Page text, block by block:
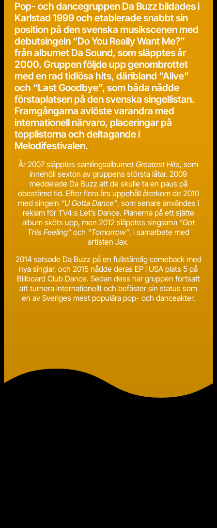
Pop- och dancegruppen Da Buzz bildades i
Karlstad 1999 och etablerade snabbt sin
position på den svenska musikscenen med
debutsingeln “Do You Really Want Me?”
från albumet Da Sound, som släpptes år
2000. Gruppen följde upp genombrottet
med en rad tidlösa hits, däribland “Alive”
och “Last Goodbye”, som båda nådde
förstaplatsen på den svenska singellistan.
Framgångarna avlöste varandra med
internationell närvaro, placeringar på
topplistorna och deltagande i
Melodifestivalen.
År 2007 släpptes samlingsalbumetGreatest Hits, som
innehöll sexton av gruppens största låtar. 2009
meddelade Da Buzz att de skulle ta en paus på
obestämd tid. Efter flera års uppehåll återkom de 2010
med singeln “U Gotta Dance”, som senare användes i
reklam för TV4:s Let’s Dance. Planerna på ett sjätte
album sköts upp, men 2012 släpptes singlarna “Got
This Feeling” och “Tomorrow”, i samarbete med
artisten Jax.
2014 satsade Da Buzz på en fullständig comeback med
nya singlar, och 2015 nådde deras EP i USA plats 5 på
Billboard Club Dance. Sedan dess har gruppen fortsatt
att turnera internationellt och befäster sin status som
en av Sveriges mest populära pop- och danceakter.